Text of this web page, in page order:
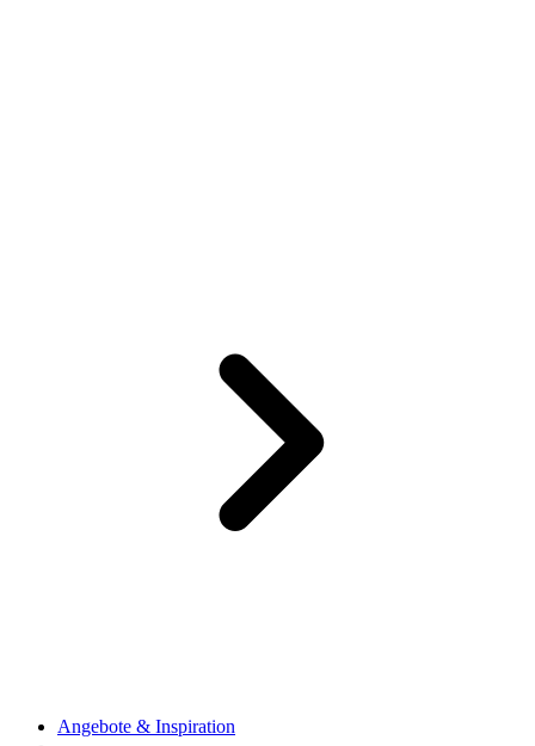
Angebote & Inspiration